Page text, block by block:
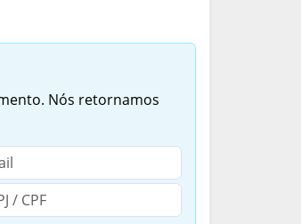
Nós retornamos